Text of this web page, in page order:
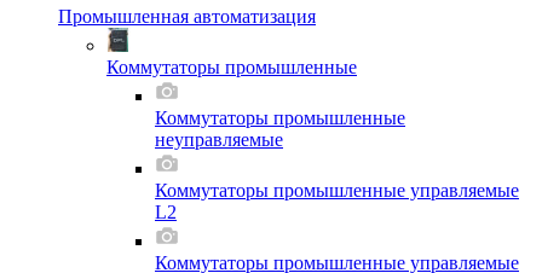
Промышленная автоматизация
Коммутаторы промышленные
Коммутаторы промышленные
неуправляемые
Коммутаторы промышленные управляемые
L2
Коммутаторы промышленные управляемые